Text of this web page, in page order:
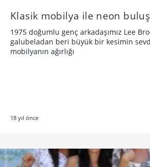
Klasik mobilya ile neon
1975 doğumlu genç arkadaşımız Lee
galubeladan beri büyük bir kesimin
mobilyanın ağırlığı
18 yıl önce